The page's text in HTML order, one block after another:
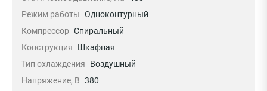
Режим работы Одноконтурный
Компрессор Спиральный
Конструкция
Шкафная
Тип охлаждения
Воздушный
Напряжение, В 380